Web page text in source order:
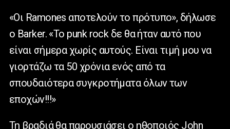
«Οι Ramones αποτελούν το πρότυπο», δήλωσε
ο Barker. «Το punk rock δε θα ήταν αυτό που
είναι σήμερα χωρίς αυτούς. Είναι τιμή μου να
γιορτάζω τα 50 χρόνια ενός από τα
σπουδαιότερα συγκροτήματα όλων των
εποχών!!!»
Τη βραδιά θα παρουσιάσει ο ηθοποιός John